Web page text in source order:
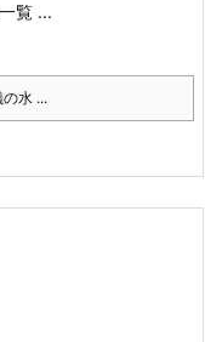
覧 ...
水 ...